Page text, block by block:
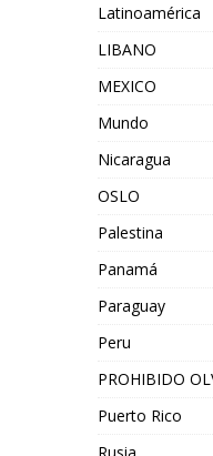
Latinoamérica
LIBANO
MEXICO
Mundo
Nicaragua
OSLO
Palestina
Panamá
Paraguay
Peru
PROHIBIDO
Puerto Rico